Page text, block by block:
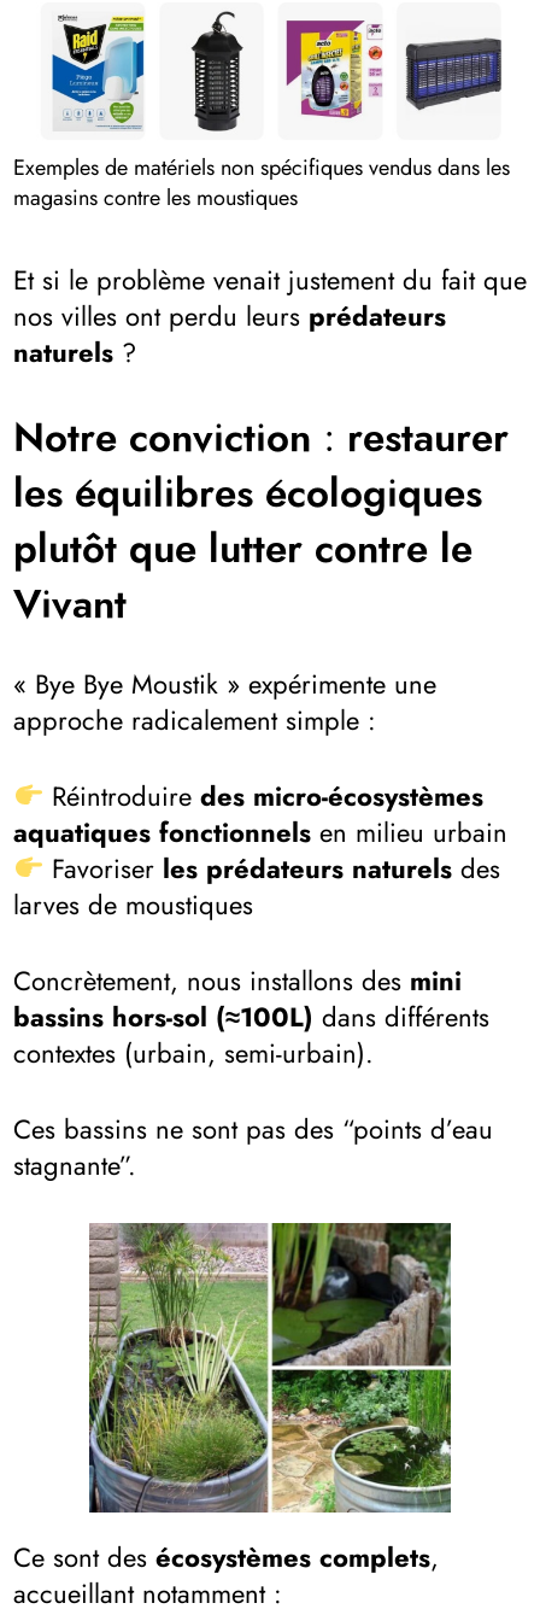
Exemples de matériels non spécifiques vendus dans les
magasins contre les moustiques
Et si le problème venait justement du fait que
nos villes ont perdu leurs prédateurs
naturels ?
Notre conviction : restaurer
les équilibres écologiques
plutôt que lutter contre le
Vivant
« Bye Bye Moustik » expérimente une
approche radicalement simple :
Réintroduiredes micro-écosystèmes
aquatiques fonctionnels en milieu urbain
Favoriser les prédateurs naturels des
larves de moustiques
Concrètement, nous installons des mini
bassins hors-sol (≈100L) dans différents
contextes (urbain, semi-urbain).
Ces bassins ne sont pas des “points d’eau
stagnante”.
Ce sont des écosystèmes complets,
accueillant notamment :